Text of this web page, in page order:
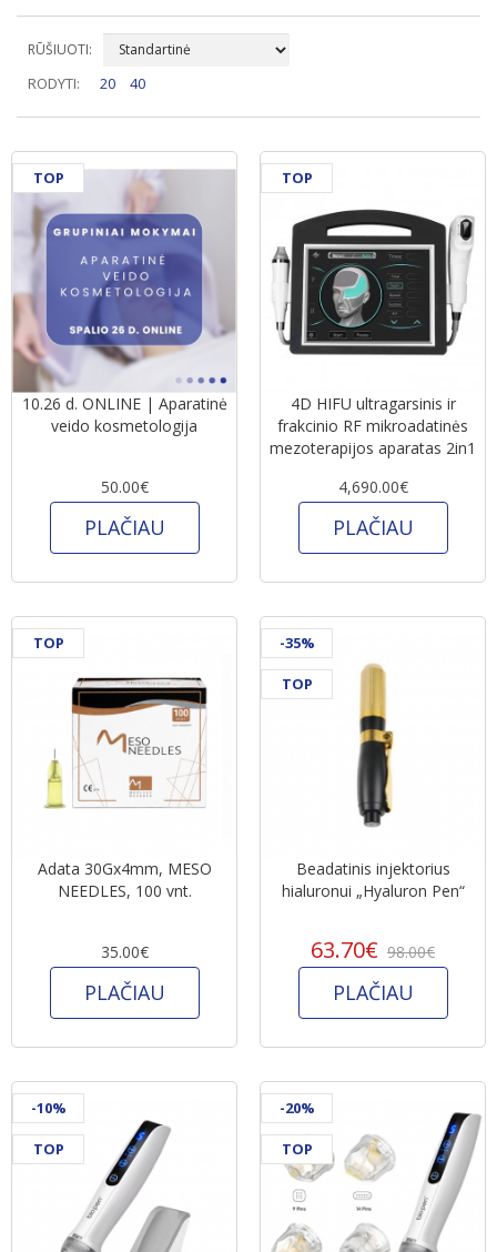
RŪŠIUOTI:
RODYTI: 20 40
10.26 d. ONLINE | Aparatinė
veido kosmetologija
50.00€
PLAČIAU
TOP
4D HIFU ultragarsinis ir
frakcinio RF mikroadatinės
mezoterapijos aparatas 2in1
4,690.00€
PLAČIAU
TOP
Adata 30Gx4mm, MESO
NEEDLES, 100 vnt.
35.00€
PLAČIAU
TOP
Beadatinis injektorius
hialuronui „Hyaluron Pen“
63.70€ 98.00€
PLAČIAU
-35%
TOP
-10%
TOP
-20%
TOP